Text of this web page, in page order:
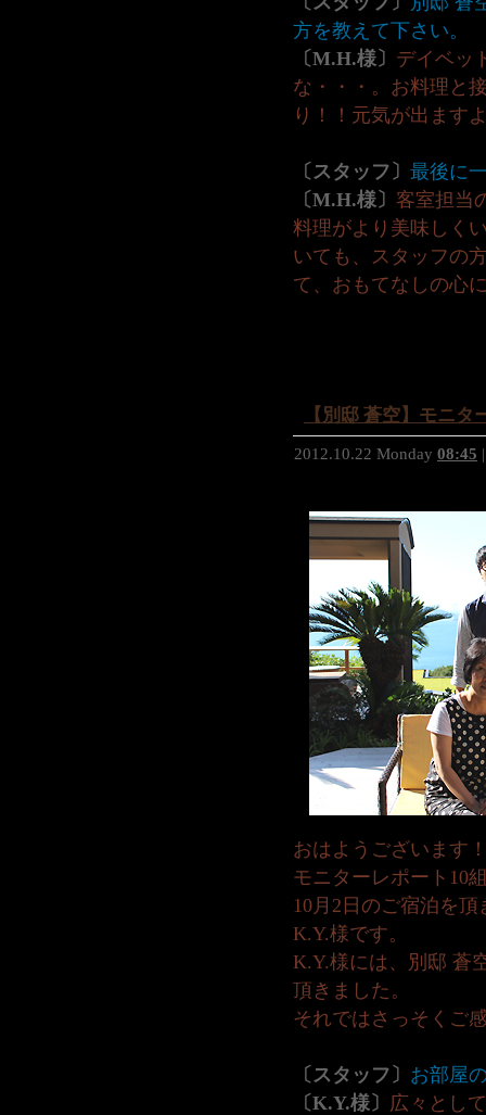
方を教えて下さい。
〔M.H.様〕 デイベッ
な・・・。お料理と
り！！元気が出ます
〔スタッフ〕 最後に
〔M.H.様〕 客室担当
料理がより美味しく
いても、スタッフの
て、おもてなしの心
【別邸 蒼空】モニタ
2012.10.22 Monday 08:45
おはようございます
モニターレポート10
10月2日のご宿泊を
K.Y.様です。
K.Y.様には、別邸 蒼
頂きました。
それではさっそくご
〔スタッフ〕 お部屋
〔K.Y.様〕 広々とし